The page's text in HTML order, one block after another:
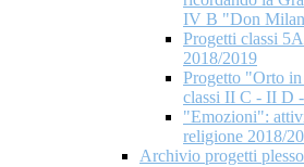
IV B "Don
Progetti classi
2018/2019
Progetto "Orto
classi II C - II D
"Emozioni":
religione 2018/
Archivio progetti